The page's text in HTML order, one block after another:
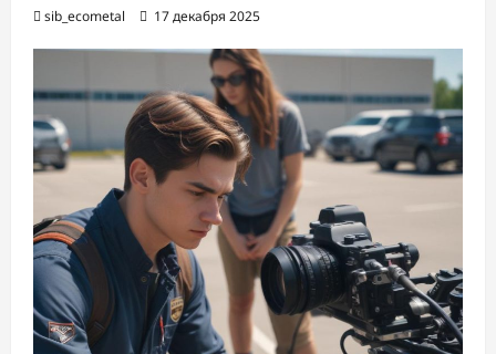
sib_ecometal 17 декабря 2025